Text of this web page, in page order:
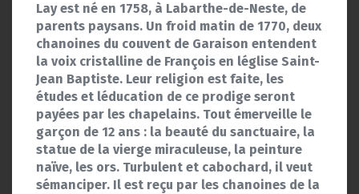
Lay est né en 1758, à Labarthe-de-Neste, de
parents paysans. Un froid matin de 1770, deux
chanoines du couvent de Garaison entendent
la voix cristalline de François en léglise Saint-
Jean Baptiste. Leur religion est faite, les
études et léducation de ce prodige seront
payées par les chapelains. Tout émerveille le
garçon de 12 ans : la beauté du sanctuaire, la
statue de la vierge miraculeuse, la peinture
naïve, les ors. Turbulent et cabochard, il veut
sémanciper. Il est reçu par les chanoines de la